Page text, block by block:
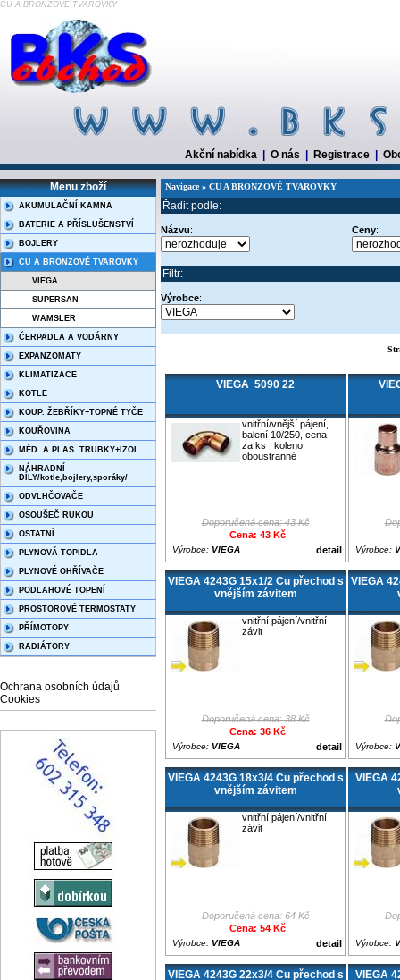
CU A BRONZOVÉ TVAROVKY
Akční nabídka O nás Registrace
Menu zboží
AKUMULAČNÍ KAMNA
BATERIE A PŘÍSLUŠENSTVÍ
BOJLERY
CU A BRONZOVÉ TVAROVKY
VIEGA
SUPERSAN
WAMSLER
ČERPADLA A VODÁRNY
EXPANZOMATY
KLIMATIZACE
KOTLE
KOUP. ŽEBŘÍKY+TOPNÉ TYČE
KOUŘOVINA
MĚD. A PLAS. TRUBKY+IZOL.
NÁHRADNÍ
DÍLY/kotle,bojlery,sporáky/
ODVLHČOVAČE
OSOUŠEČ RUKOU
OSTATNÍ
PLYNOVÁ TOPIDLA
PLYNOVÉ OHŘÍVAČE
PODLAHOVÉ TOPENÍ
PROSTOROVÉ TERMOSTATY
PŘÍMOTOPY
RADIÁTORY
Ochrana osobních údajů
Cookies
Navigace » CU A BRONZOVÉ TVAROVKY
Řadit podle:
Názvu: Ceny:
Filtr:
Výrobce:
VIEGA 5090 22
vnitřní/vnější pájení,
balení 10/250, cena
za ks koleno
oboustranné
Doporučená cena: 43 Kč
Cena: 43 Kč
detail
Výrobce: VIEGA Výrobce:
VIEGA 4243G 15x1/2 Cu přechod s
vnějším závitem
vnitřní pájení/vnitřní
závit
Doporučená cena: 38 Kč
Cena: 36 Kč
detail
Výrobce: VIEGA
VIEGA
Výrobce:
VIEGA 4243G 18x3/4 Cu přechod s
vnějším závitem
vnitřní pájení/vnitřní
závit
Doporučená cena: 64 Kč
Cena: 54 Kč
detail
Výrobce: VIEGA
VIEGA
Výrobce:
VIEGA 4243G 22x3/4 Cu přechod s
VIEGA